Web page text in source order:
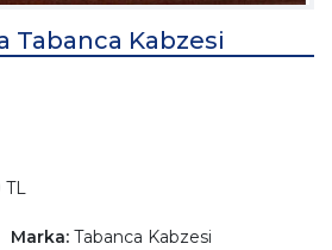
Tabanca Kabzesi
TL
Marka: Tabanca Kabzesi